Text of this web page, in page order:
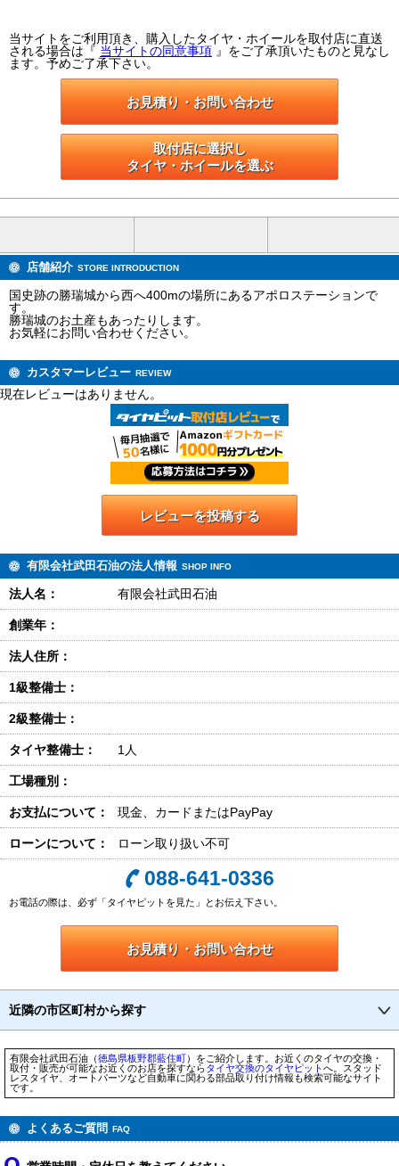
当サイトをご利用頂き、購入したタイヤ・ホイールを取付店に直送
される場合は『 当サイトの同意事項 』をご了承頂いたものと見なし
ます。予めご了承下さい。
お見積り・お問い合わせ
取付店に選択し
タイヤ・ホイールを選ぶ
店舗紹介 STORE INTRODUCTION
国史跡の勝瑞城から西へ400mの場所にあるアポロステーションで
す。
勝瑞城のお土産もあったりします。
お気軽にお問い合わせください。
カスタマーレビュー REVIEW
現在レビューはありません。
レビューを投稿する
有限会社武田石油の法人情報 SHOP INFO
法人名： 有限会社武田石油
創業年：
法人住所：
1級整備士：
2級整備士：
タイヤ整備士： 1人
工場種別：
お支払について： 現金、カードまたはPayPay
ローンについて： ローン取り扱い不可
088-641-0336
お電話の際は、必ず「タイヤピットを見た」とお伝え下さい。
お見積り・お問い合わせ
近隣の市区町村から探す
有限会社武田石油（徳島県板野郡藍住町）をご紹介します。お近くのタイヤの交換・
取付・販売が可能なお近くのお店を探すならタイヤ交換のタイヤピットへ。スタッド
レスタイヤ、オートパーツなど自動車に関わる部品取り付け情報も検索可能なサイト
です。
よくあるご質問 FAQ